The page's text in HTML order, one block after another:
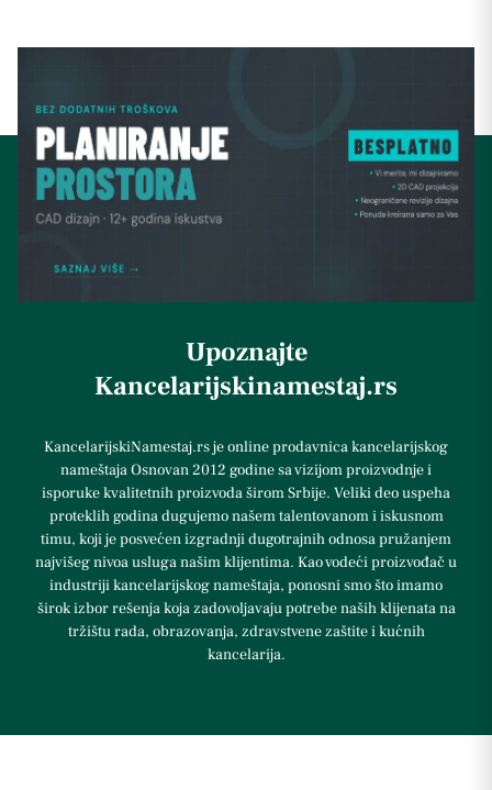
Upoznajte
Kancelarijskinamestaj.rs
KancelarijskiNamestaj.rs je online prodavnica kancelarijskog
nameštaja Osnovan 2012 godine sa vizijom proizvodnje i
isporuke kvalitetnih proizvoda širom Srbije. Veliki deo uspeha
proteklih godina dugujemo našem talentovanom i iskusnom
timu, koji je posvećen izgradnji dugotrajnih odnosa pružanjem
najvišeg nivoa usluga našim klijentima. Kao vodeći proizvođač u
industriji kancelarijskog nameštaja, ponosni smo što imamo
širok izbor rešenja koja zadovoljavaju potrebe naših klijenata na
tržištu rada, obrazovanja, zdravstvene zaštite i kućnih
kancelarija.